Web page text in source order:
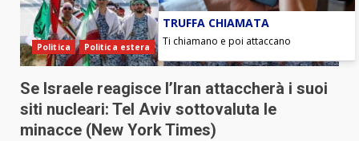
Politica Politica estera
Se Israele reagisce l’Iran attaccherà i suoi
siti nucleari: Tel Aviv sottovaluta le
minacce (New York Times)
TRUFFA CHIAMATA
Ti chiamano e poi attaccano